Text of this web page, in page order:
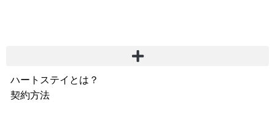
ハートステイとは？
契約方法